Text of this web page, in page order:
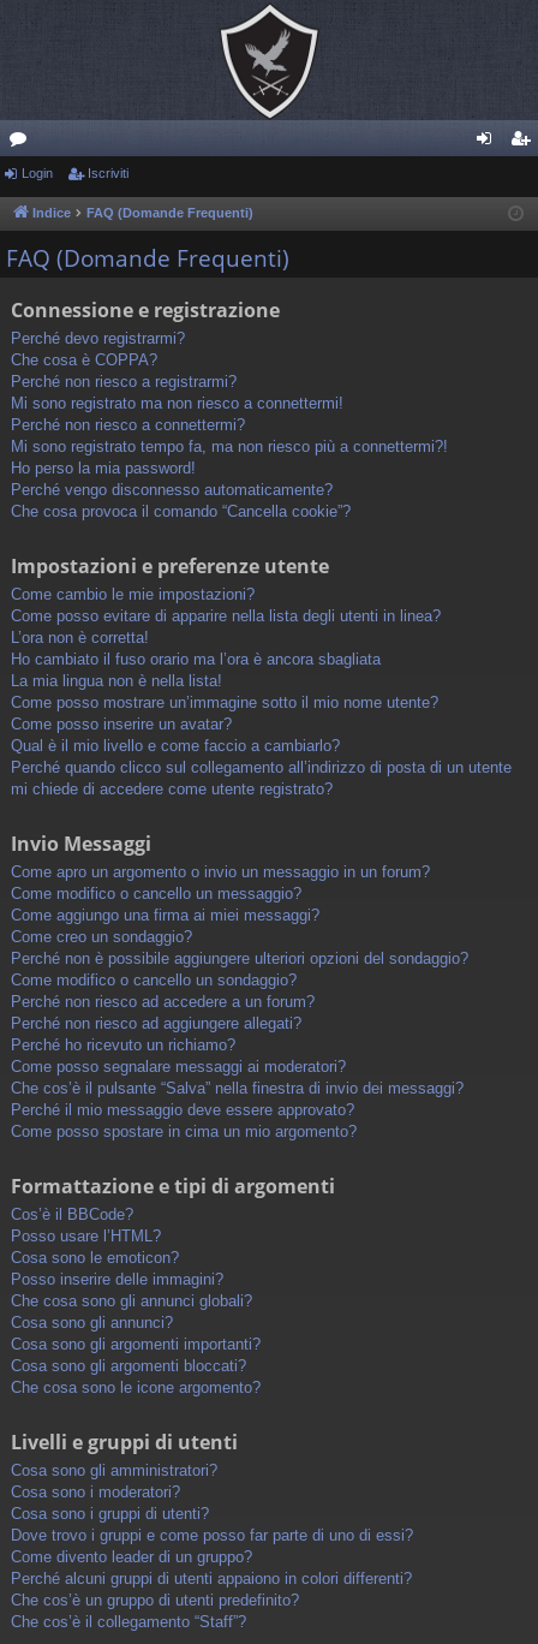
or
u
m
riv
Login Iscriviti
Indice FAQ (Domande Frequenti)
FAQ (Domande Frequenti)
Connessione e registrazione
Perché devo registrarmi?
Che cosa è COPPA?
Perché non riesco a registrarmi?
Mi sono registrato ma non riesco a connettermi!
Perché non riesco a connettermi?
Mi sono registrato tempo fa, ma non riesco più a connettermi?!
Ho perso la mia password!
Perché vengo disconnesso automaticamente?
Che cosa provoca il comando “Cancella cookie”?
Impostazioni e preferenze utente
Come cambio le mie impostazioni?
Come posso evitare di apparire nella lista degli utenti in linea?
L’ora non è corretta!
Ho cambiato il fuso orario ma l’ora è ancora sbagliata
La mia lingua non è nella lista!
Come posso mostrare un’immagine sotto il mio nome utente?
Come posso inserire un avatar?
Qual è il mio livello e come faccio a cambiarlo?
Perché quando clicco sul collegamento all’indirizzo di posta di un utente
mi chiede di accedere come utente registrato?
Invio Messaggi
Come apro un argomento o invio un messaggio in un forum?
Come modifico o cancello un messaggio?
Come aggiungo una firma ai miei messaggi?
Come creo un sondaggio?
Perché non è possibile aggiungere ulteriori opzioni del sondaggio?
Come modifico o cancello un sondaggio?
Perché non riesco ad accedere a un forum?
Perché non riesco ad aggiungere allegati?
Perché ho ricevuto un richiamo?
Come posso segnalare messaggi ai moderatori?
Che cos’è il pulsante “Salva” nella finestra di invio dei messaggi?
Perché il mio messaggio deve essere approvato?
Come posso spostare in cima un mio argomento?
Formattazione e tipi di argomenti
Cos’è il BBCode?
Posso usare l’HTML?
Cosa sono le emoticon?
Posso inserire delle immagini?
Che cosa sono gli annunci globali?
Cosa sono gli annunci?
Cosa sono gli argomenti importanti?
Cosa sono gli argomenti bloccati?
Che cosa sono le icone argomento?
Livelli e gruppi di utenti
Cosa sono gli amministratori?
Cosa sono i moderatori?
Cosa sono i gruppi di utenti?
Dove trovo i gruppi e come posso far parte di uno di essi?
Come divento leader di un gruppo?
Perché alcuni gruppi di utenti appaiono in colori differenti?
Che cos’è un gruppo di utenti predefinito?
Che cos’è il collegamento “Staff”?